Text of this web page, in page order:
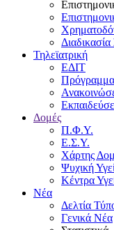
Τηλεϊατρική
ΕΔΙΤ
Πρόγραμμα
Δομές
Π.Φ.Υ.
Ε.Σ.Υ.
Χάρτης
Ψυχική
Κέντρα
Νέα
Δελτία
Γενικά Νέα